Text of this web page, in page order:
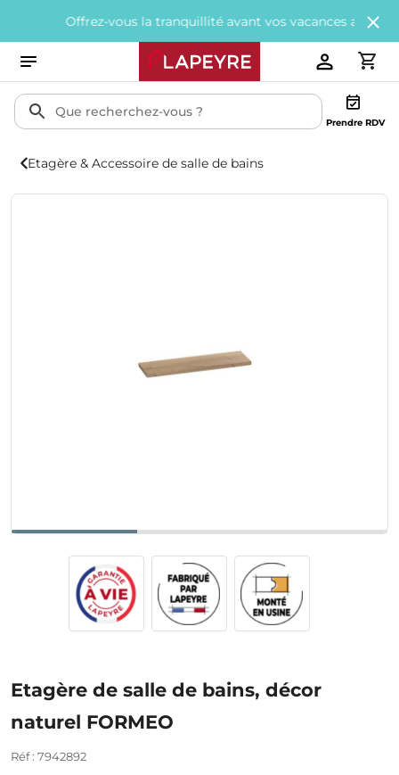
Offrez-vous la tranquillité avant vos vacances avec200€
Prendre RDV
Etagère & Accessoire de salle de bains
Etagère de salle de bains, décor
naturel FORMEO
Réf : 7942892